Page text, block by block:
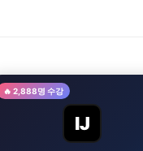
🔥 2,888명 수강
IJ